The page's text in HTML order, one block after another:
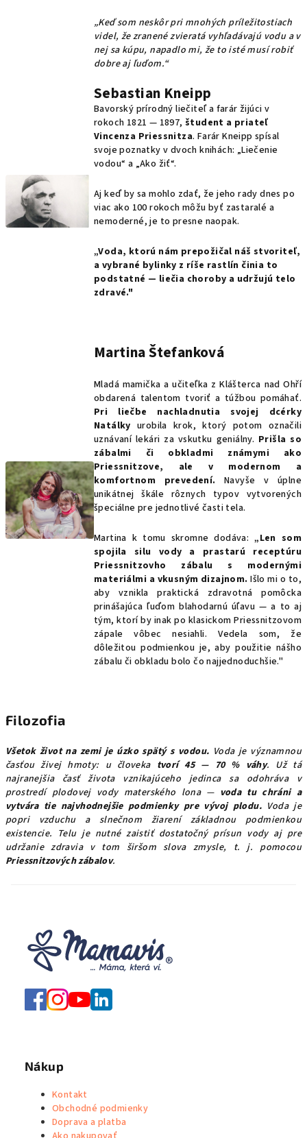
„Keď som neskôr pri mnohých príležitostiach
videl, že zranené zvieratá vyhľadávajú vodu a v
nej sa kúpu, napadlo mi, že to isté musí robiť
dobre aj ľuďom.“
Sebastian Kneipp
Bavorský prírodný liečiteľ a farár žijúci v
rokoch 1821 — 1897,študent a priateľ
Vincenza Priessnitza. Farár Kneipp spísal
svoje poznatky v dvoch knihách: „Liečenie
vodou“ a „Ako žiť“.
Aj keď by sa mohlo zdať, že jeho rady dnes po
viac ako 100 rokoch môžu byť zastaralé a
nemoderné, je to presne naopak.
„Voda, ktorú nám prepožičal náš stvoriteľ,
a vybrané bylinky z ríše rastlín činia to
podstatné — liečia choroby a udržujú telo
zdravé."
Martina Štefanková
Mladá mamička a učiteľka z Klášterca nad Ohří
obdarená talentom tvoriť a túžbou pomáhať.
Pri liečbe nachladnutia svojej dcérky
Natálky urobila krok, ktorý potom označili
uznávaní lekári za vskutku geniálny. Prišla so
zábalmi či obkladmi známymi ako
Priessnitzove, ale v modernom a
komfortnom prevedení. Navyše v úplne
unikátnej škále rôznych typov vytvorených
špeciálne pre jednotlivé časti tela.
Martina k tomu skromne dodáva:„Len som
spojila silu vody a prastarú receptúru
Priessnitzovho zábalu s modernými
materiálmi a vkusným dizajnom. Išlo mi o to,
aby vznikla praktická zdravotná pomôcka
prinášajúca ľuďom blahodarnú úľavu — a to aj
tým, ktorí by inak po klasickom Priessnitzovom
zápale vôbec nesiahli. Vedela som, že
dôležitou podmienkou je, aby použitie nášho
zábalu či obkladu bolo čo najjednoduchšie."
Filozofia
Všetok život na zemi je úzko spätý s vodou. Voda je významnou
časťou živej hmoty: u človeka tvorí 45 — 70 % váhy. Už tá
najranejšia časť života vznikajúceho jedinca sa odohráva v
prostredí plodovej vody materského lona — voda tu chráni a
vytvára tie najvhodnejšie podmienky pre vývoj plodu. Voda je
popri vzduchu a slnečnom žiarení základnou podmienkou
existencie. Telu je nutné zaistiť dostatočný prísun vody aj pre
udržanie zdravia v tom širšom slova zmysle, t. j. pomocou
Priessnitzových zábalov.
Nákup
Kontakt
Obchodné podmienky
Doprava a platba